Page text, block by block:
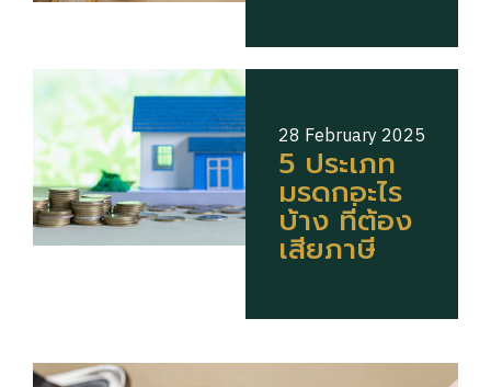
28 February 2025
5 ประเภท
มรดกอะไร
บ้าง ที่ต้อง
เสียภาษี